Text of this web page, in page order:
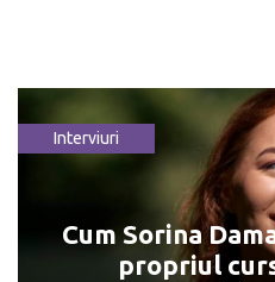
Interviuri
Cum Sorina
propriul